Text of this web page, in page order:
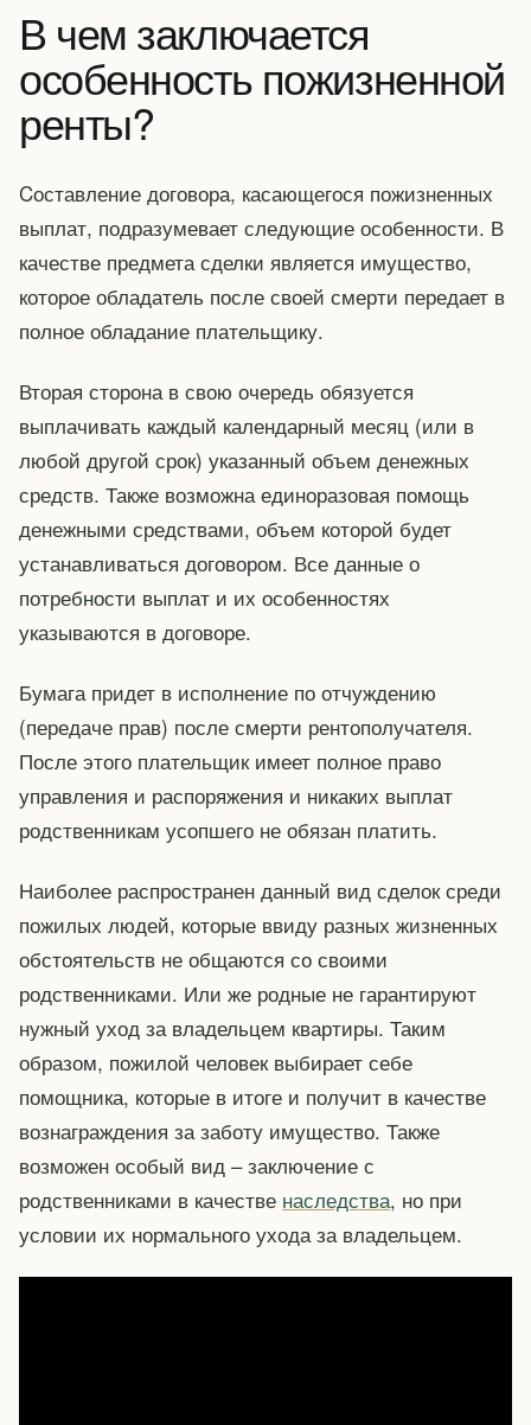
В чем заключается
особенность пожизненной
ренты?
Cоставление договора, касающегося пожизненных
выплат, подразумевает следующие особенности. В
качестве предмета сделки является имущество,
которое обладатель после своей смерти передает в
полное обладание плательщику.
Вторая сторона в свою очередь обязуется
выплачивать каждый календарный месяц (или в
любой другой срок) указанный объем денежных
средств. Также возможна единоразовая помощь
денежными средствами, объем которой будет
устанавливаться договором. Все данные о
потребности выплат и их особенностях
указываются в договоре.
Бумага придет в исполнение по отчуждению
(передаче прав) после смерти рентополучателя.
После этого плательщик имеет полное право
управления и распоряжения и никаких выплат
родственникам усопшего не обязан платить.
Наиболее распространен данный вид сделок среди
пожилых людей, которые ввиду разных жизненных
обстоятельств не общаются со своими
родственниками. Или же родные не гарантируют
нужный уход за владельцем квартиры. Таким
образом, пожилой человек выбирает себе
помощника, которые в итоге и получит в качестве
вознаграждения за заботу имущество. Также
возможен особый вид – заключение с
родственниками в качестве наследства, но при
условии их нормального ухода за владельцем.